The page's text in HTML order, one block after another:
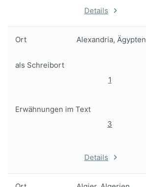
Details
Ort Alexandria, Ägypten
als Schreibort
1
Erwähnungen im Text
3
Details